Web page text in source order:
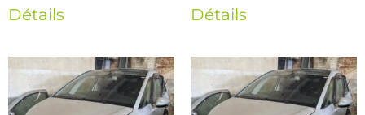
Détails Détails